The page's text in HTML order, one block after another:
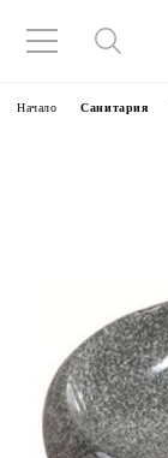
Начало Санитария